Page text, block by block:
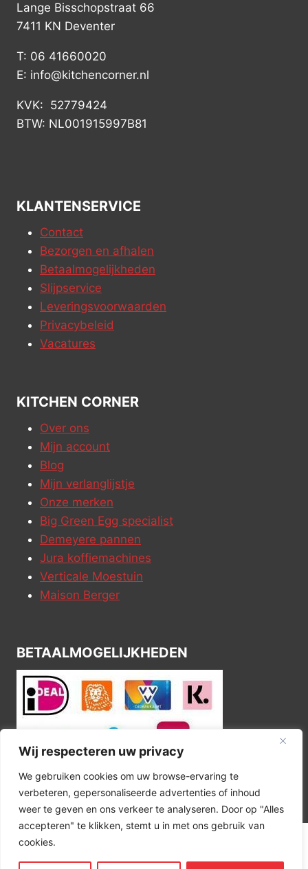
Wij respecteren uw privacy
We gebruiken cookies om uw browse-ervaring te
verbeteren, gepersonaliseerde advertenties of inhoud
weer te geven en ons verkeer te analyseren. Door op "Alles
accepteren" te klikken, stemt u in met ons gebruik van
cookies.
Lange Bisschopstraat 66
7411 KN Deventer
T: 06 41660020
E: info@kitchencorner.nl
KVK: 52779424
BTW: NL001915997B81
KLANTENSERVICE
Contact
Bezorgen en afhalen
Betaalmogelijkheden
Slijpservice
Leveringsvoorwaarden
Privacybeleid
Vacatures
KITCHEN CORNER
Over ons
Mijn account
Blog
Mijn verlanglijstje
Onze merken
Big Green Egg specialist
Demeyere pannen
Jura koffiemachines
Verticale Moestuin
Maison Berger
BETAALMOGELIJKHEDEN
© 2026 Kitchen Corner